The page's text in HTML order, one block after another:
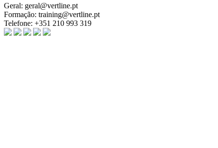
Geral: geral@vertline.pt
Formação: training@vertline.pt
Telefone: +351 210 993 319